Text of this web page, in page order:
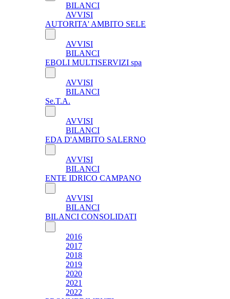
BILANCI
AVVISI
AUTORITA' AMBITO SELE
AVVISI
BILANCI
EBOLI MULTISERVIZI spa
AVVISI
BILANCI
Se.T.A.
AVVISI
BILANCI
EDA D'AMBITO SALERNO
AVVISI
BILANCI
ENTE IDRICO CAMPANO
AVVISI
BILANCI
BILANCI CONSOLIDATI
2016
2017
2018
2019
2020
2021
2022